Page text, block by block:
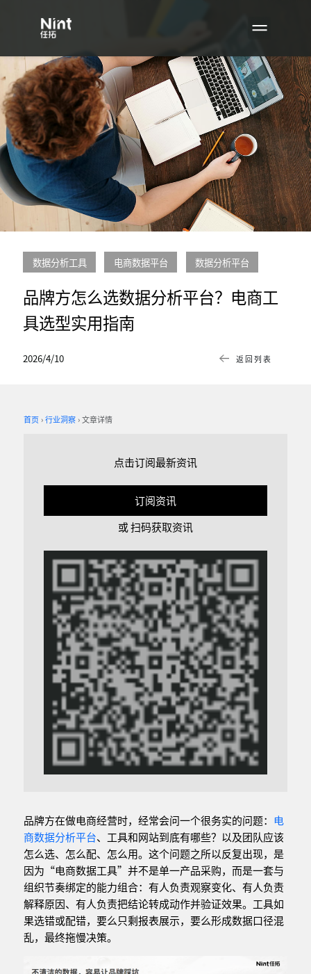
返回列表
2026/4/10
品牌方怎么选数据分析平台？电商工
具选型实用指南
数据分析工具 电商数据平台 数据分析平台
首页 行业洞察 文章详情
点击订阅最新资讯
订阅资讯
或 扫码获取资讯
品牌方在做电商经营时，经常会问一个很务实的问题： 电
商数据分析平台、工具和网站到底有哪些？以及团队应该
怎么选、怎么配、怎么用。这个问题之所以反复出现，是
因为“电商数据工具”并不是单一产品采购，而是一套与
组织节奏绑定的能力组合：有人负责观察变化、有人负责
解释原因、有人负责把结论转成动作并验证效果。工具如
果选错或配错，要么只剩报表展示，要么形成数据口径混
乱，最终拖慢决策。